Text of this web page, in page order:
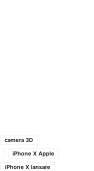
camera 3D
iPhone X Apple
iPhone X lansare